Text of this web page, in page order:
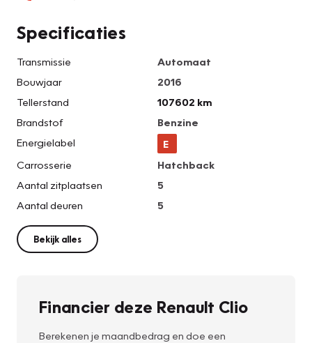
Specificaties
Transmissie
Automaat
Bouwjaar
2016
Tellerstand
107602 km
Brandstof
Benzine
Energielabel
E
Carrosserie
Hatchback
Aantal zitplaatsen
5
Aantal deuren
5
Bekijk alles
Financier deze Renault Clio
Berekenen je maandbedrag en doe een